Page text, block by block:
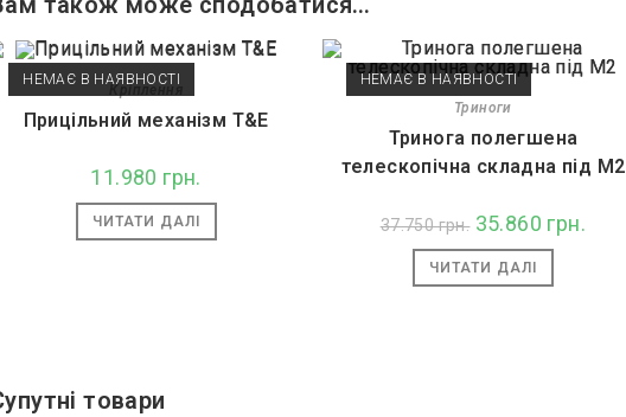
НЕМАЄ В НАЯВНОСТІ
Кріплення
Прицільний механізм Т&E
11.980 грн.
ЧИТАТИ ДАЛІ
НЕМАЄ В НАЯВНОСТІ
Триноги
Тринога полегшена
телескопічна складна під M2
37.750грн. Оригінальна
ціна:
37.750 грн..
35.860 грн.
ЧИТАТИ ДАЛІ
товари